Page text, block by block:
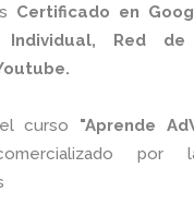
Certificado en
Individual, Red de
curso "Aprende
por